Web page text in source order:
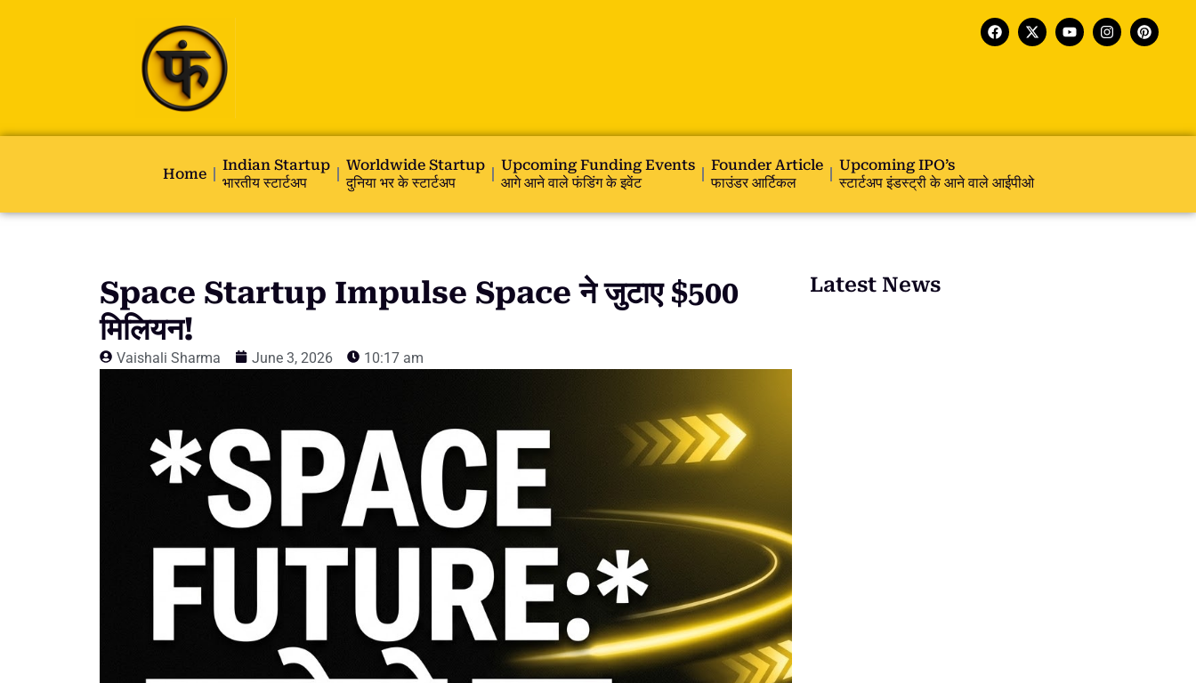
Home
Indian Startup
भारतीय स्टार्टअप
Worldwide Startup
दुनिया भर के स्टार्टअप
Upcoming Funding Events
आगे आने वाले फंडिंग के इवेंट
Founder Article
फाउंडर आर्टिकल
Upcoming IPO’s
स्टार्टअप इंडस्ट्री के आने वाले आईपीओ
Space Startup Impulse Space ने जुटाए $500
मिलियन!
Vaishali Sharma June 3, 2026 10:17 am
Latest News